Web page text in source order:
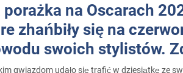
na Oscarach
zhańbiły się na
swoich stylistów.
gwiazdom udało się trafić w dziesiątkę ze